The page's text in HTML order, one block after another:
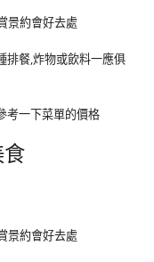
排餐,炸物或飲料一應俱
考一下菜單的價格